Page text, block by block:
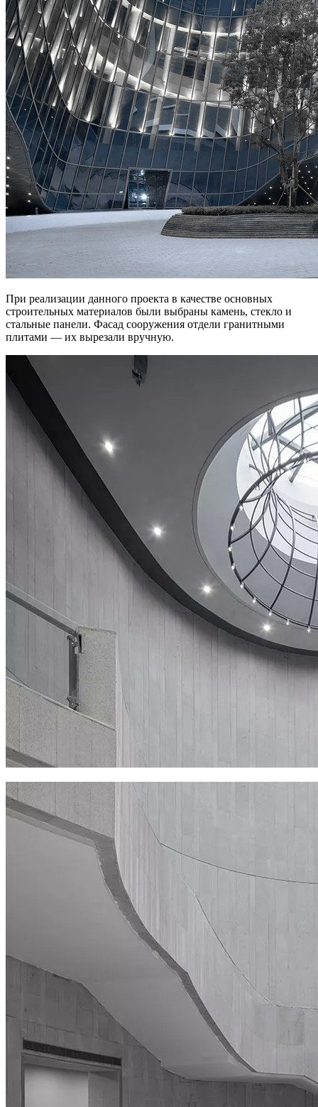
При реализации данного проекта в качестве основных
строительных материалов были выбраны камень, стекло и
стальные панели. Фасад сооружения отдели гранитными
плитами — их вырезали вручную.